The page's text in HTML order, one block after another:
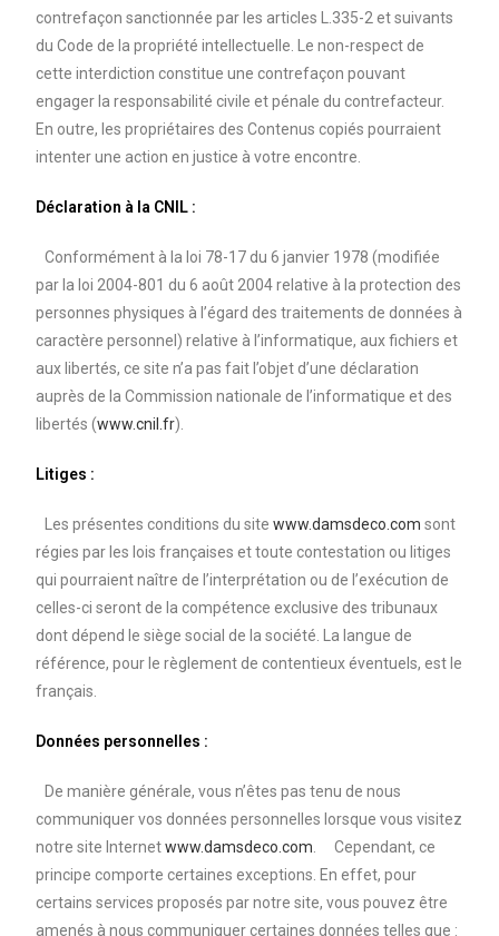
contrefaçon sanctionnée par les articles L.335-2 et suivants
du Code de la propriété intellectuelle. Le non-respect de
cette interdiction constitue une contrefaçon pouvant
engager la responsabilité civile et pénale du contrefacteur.
En outre, les propriétaires des Contenus copiés pourraient
intenter une action en justice à votre encontre.
Déclaration à la CNIL :
Conformément à la loi 78-17 du 6 janvier 1978 (modifiée
par la loi 2004-801 du 6 août 2004 relative à la protection des
personnes physiques à l’égard des traitements de données à
caractère personnel) relative à l’informatique, aux fichiers et
aux libertés, ce site n’a pas fait l’objet d’une déclaration
auprès de la Commission nationale de l’informatique et des
libertés (www.cnil.fr).
Litiges :
Les présentes conditions du sitewww.damsdeco.com sont
régies par les lois françaises et toute contestation ou litiges
qui pourraient naître de l’interprétation ou de l’exécution de
celles-ci seront de la compétence exclusive des tribunaux
dont dépend le siège social de la société. La langue de
référence, pour le règlement de contentieux éventuels, est le
français.
Données personnelles :
De manière générale, vous n’êtes pas tenu de nous
communiquer vos données personnelles lorsque vous visitez
notre site Internetwww.damsdeco.com . Cependant, ce
principe comporte certaines exceptions. En effet, pour
certains services proposés par notre site, vous pouvez être
amenés à nous communiquer certaines données telles que :